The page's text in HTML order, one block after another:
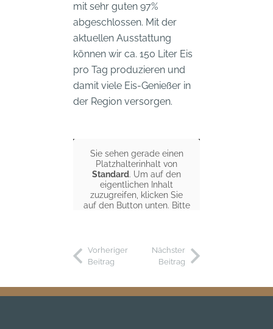
mit sehr guten 97%
abgeschlossen. Mit der
aktuellen Ausstattung
können wir ca. 150 Liter Eis
pro Tag produzieren und
damit viele Eis-Genießer in
der Region versorgen.
Sie sehen gerade einen
Platzhalterinhalt von
Standard. Um auf den
eigentlichen Inhalt
zuzugreifen, klicken Sie
auf den Button unten. Bitte
Inhalt entsperren
Vorheriger
Beitrag
Nächster
Beitrag